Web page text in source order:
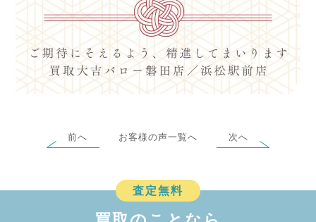
前へ お客様の声一覧へ 次へ
査定無料